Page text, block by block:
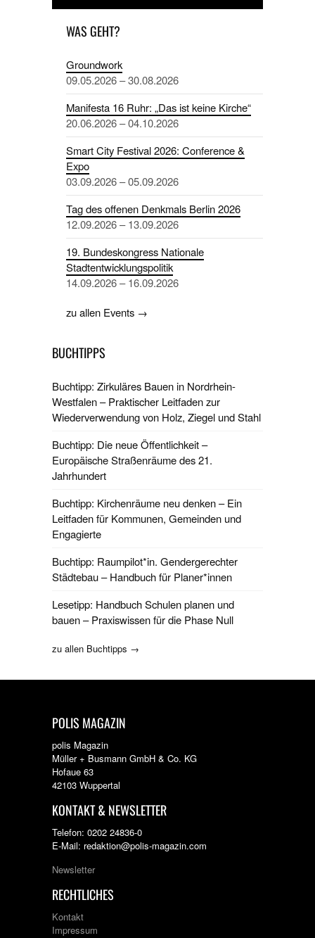
WAS GEHT?
Groundwork
09.05.2026 – 30.08.2026
Manifesta 16 Ruhr: „Das ist keine Kirche“
20.06.2026 – 04.10.2026
Smart City Festival 2026: Conference &
Expo
03.09.2026 – 05.09.2026
Tag des offenen Denkmals Berlin 2026
12.09.2026 – 13.09.2026
19. Bundeskongress Nationale
Stadtentwicklungspolitik
14.09.2026 – 16.09.2026
zu allen Events →
BUCHTIPPS
Buchtipp: Zirkuläres Bauen in Nordrhein-
Westfalen – Praktischer Leitfaden zur
Wiederverwendung von Holz, Ziegel und Stahl
Buchtipp: Die neue Öffentlichkeit –
Europäische Straßenräume des 21.
Jahrhundert
Buchtipp: Kirchenräume neu denken – Ein
Leitfaden für Kommunen, Gemeinden und
Engagierte
Buchtipp: Raumpilot*in. Gendergerechter
Städtebau – Handbuch für Planer*innen
Lesetipp: Handbuch Schulen planen und
bauen – Praxiswissen für die Phase Null
zu allen Buchtipps →
POLIS MAGAZIN
polis Magazin
Müller + Busmann GmbH & Co. KG
Hofaue 63
42103 Wuppertal
KONTAKT & NEWSLETTER
Telefon: 0202 24836-0
E-Mail: redaktion@polis-magazin.com
Newsletter
RECHTLICHES
Kontakt
Impressum